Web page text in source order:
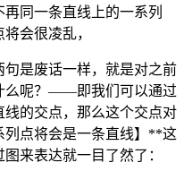
同一条直线上的一系列
会很凌乱，
句是废话一样，就是对之前
么呢？——即我们可以通过
的交点，那么这个交点对
列点将会是一条直线】**这
来表达就一目了然了：